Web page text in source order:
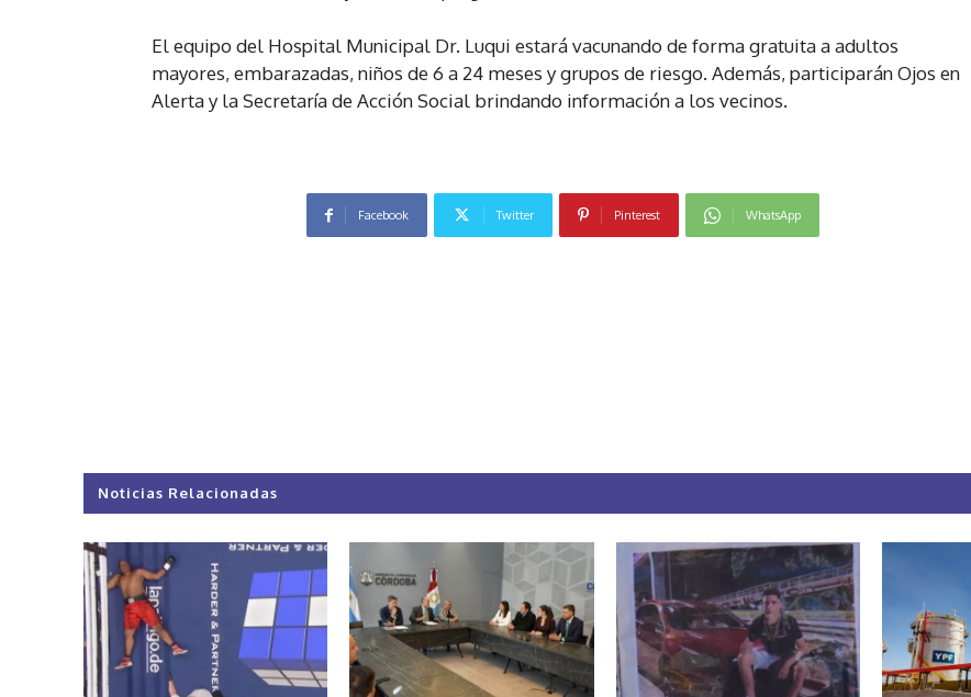
El equipo del Hospital Municipal Dr. Luqui estará vacunando de forma gratuita a adultos
mayores, embarazadas, niños de 6 a 24 meses y grupos de riesgo. Además, participarán Ojos en
Alerta y la Secretaría de Acción Social brindando información a los vecinos.
Facebook Twitter Pinterest WhatsApp
Noticias Relacionadas